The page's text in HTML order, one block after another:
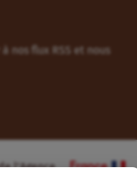
nos flux RSS et nous
l’Agence